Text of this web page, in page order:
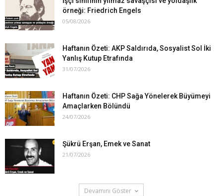
örneği: Friedrich Engels
05/08/2026
Haftanın Özeti: AKP Saldırıda, Sosyalist Sol İki
Yanlış Kutup Etrafında
31/07/2026
Haftanın Özeti: CHP Sağa Yönelerek Büyümeyi
Amaçlarken Bölündü
24/07/2026
Şükrü Erşan, Emek ve Sanat
21/07/2026
Devamını Göster